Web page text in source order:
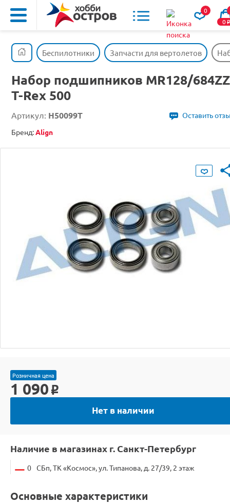
0
0o
Беспилотники Запчасти для вертолетов
Набор подшипников MR128/
T-Rex 500
Артикул: H50099T
Оставить
Бренд:Align
Розничная цена
1 090 o
Нет в наличии
Наличие в магазинах г. Санкт-Петербург
0 СБп, ТК «Космос», ул. Типанова, д. 27/39, 2 этаж
Основные характеристики